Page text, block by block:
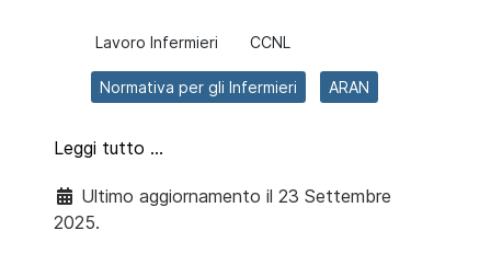
Lavoro Infermieri CCNL
Normativa per gli Infermieri ARAN
Leggi tutto …
Ultimo aggiornamento il 23 Settembre
2025.